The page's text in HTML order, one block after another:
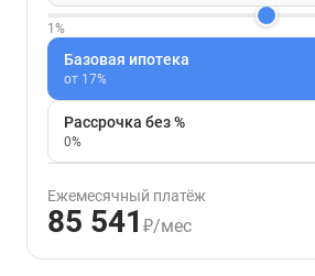
1%
Базовая ипотека
от 17%
Рассрочка без %
0%
Ежемесячный платёж
85 541 ₽/мес